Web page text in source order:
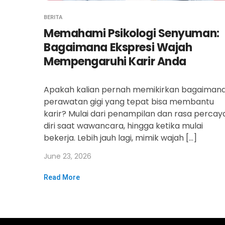
BERITA
Memahami Psikologi Senyuman:
Bagaimana Ekspresi Wajah
Mempengaruhi Karir Anda
Apakah kalian pernah memikirkan
perawatan gigi yang tepat bisa membantu
karir? Mulai dari penampilan dan rasa
diri saat wawancara, hingga ketika mulai
bekerja. Lebih jauh lagi, mimik wajah […]
June 23, 2026
Read More